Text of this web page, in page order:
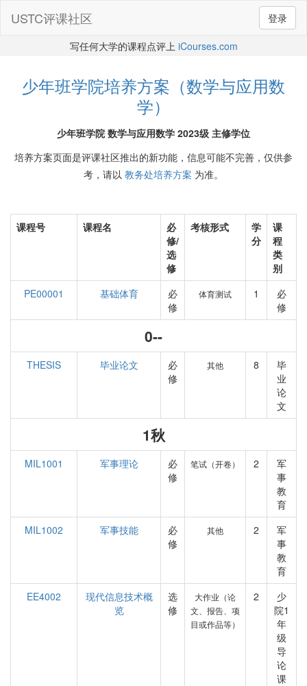
登录
USTC评课社区
写任何大学的课程点评上 iCourses.com
少年班学院培养方案（数学与应用数
学）
少年班学院 数学与应用数学 2023级 主修学位
培养方案页面是评课社区推出的新功能，信息可能不完善，仅供参
考，请以 教务处培养方案 为准。
课程号 课程名
必
修/
选
修
考核形式
学
分
课
程
类
别
PE00001
基础体育
必
修
体育测试 1
必
修
0--
THESIS 毕业论文
必
修
其他 8
毕
业
论
文
1秋
MIL1001 军事理论
必
修
笔试（开卷） 2
军
事
教
育
MIL1002
军事技能
必
修
其他 2
军
事
教
育
EE4002
现代信息技术概
览
选
修
大作业（论
文、报告、项
目或作品等）
2
少
院1
年
级
导
论
课